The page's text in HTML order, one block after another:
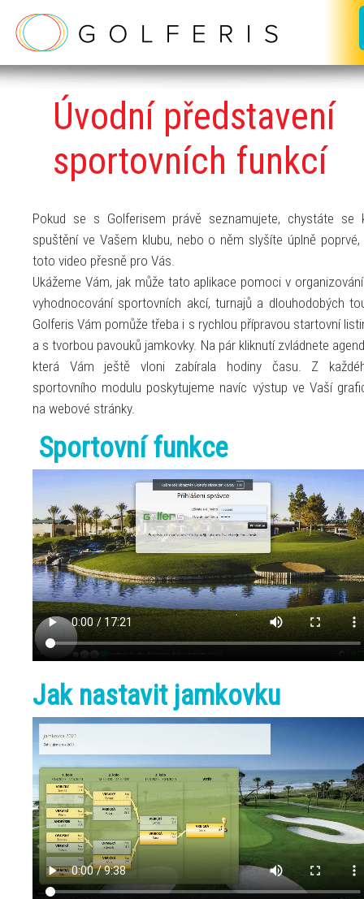
Úvodnípředstavení
sportovních funkcí
Pokud se s Golferisem právě seznamujete, chystáte se
spuštění ve Vašem klubu, nebo o něm slyšíte úplně poprvé,
toto video přesně pro Vás.
Ukážeme Vám, jak může tato aplikace pomoci v
vyhodnocování sportovních akcí, turnajů a dlouhodobých
Golferis Vám pomůže třeba i s rychlou přípravou startovní
a s tvorbou pavouků jamkovky. Na pár kliknutí zvládnete
která Vám ještě vloni zabírala hodiny času. Z
sportovního modulu poskytujeme navíc výstup ve Vaší
na webové stránky.
Sportovní funkce
Jak nastavit jamkovku